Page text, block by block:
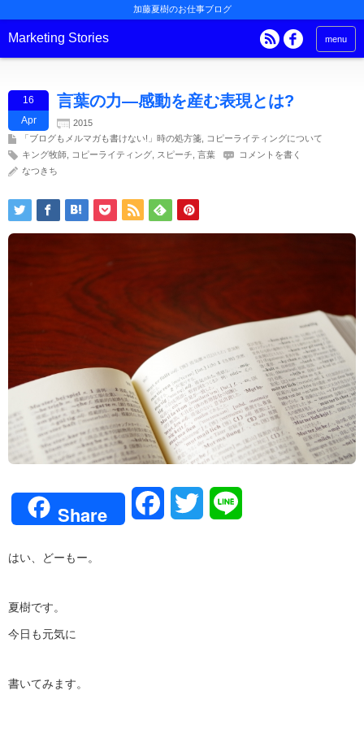
加藤夏樹のお仕事ブログ
Marketing Stories menu
16
Apr
言葉の力―感動を産む表現とは?
2015
「ブログもメルマガも書けない!」時の処方箋
コピーライティングについて
キング牧師
コピーライティング スピーチ 言葉
コメントを書く
なつきち
Share FacebookTwitter
はい、どーもー。
夏樹です。
今日も元気に
書いてみます。